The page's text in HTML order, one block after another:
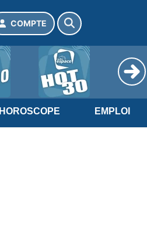
COMPTE
HOROSCOPE EMPLOI